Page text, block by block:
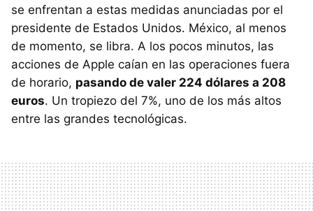
se enfrentan a estas medidas anunciadas por el
presidente de Estados Unidos. México, al menos
de momento, se libra. A los pocos minutos, las
acciones de Apple caían en las operaciones fuera
de horario, pasando de valer 224 dólares a 208
euros. Un tropiezo del 7%, uno de los más altos
entre las grandes tecnológicas.